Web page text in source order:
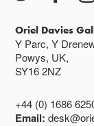
Oriel Davies
Y Parc, Y
Powys, UK,
SY16 2NZ
+44 (0) 1686
Email: